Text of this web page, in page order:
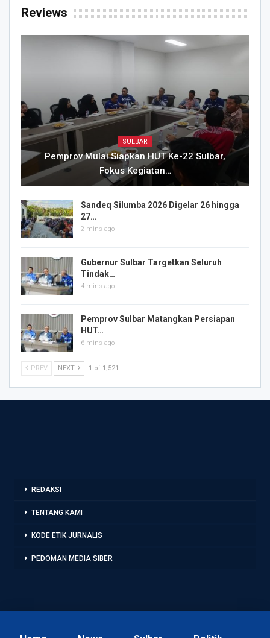
Reviews
SULBAR
Pemprov Mulai Siapkan HUT Ke-22 Sulbar,
Fokus Kegiatan…
Sandeq Silumba 2026 Digelar 26 hingga
27…
2 mins ago
Gubernur Sulbar Targetkan Seluruh
Tindak…
4 mins ago
Pemprov Sulbar Matangkan Persiapan
HUT…
6 mins ago
PREV NEXT 1 of 1,521
REDAKSI
TENTANG KAMI
KODE ETIK JURNALIS
PEDOMAN MEDIA SIBER